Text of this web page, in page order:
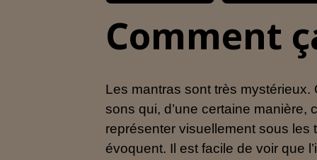
Comment
Les mantras sont très
sons qui, d’une certaine manière,
représenter visuellement sous les
évoquent. Il est facile de voir que